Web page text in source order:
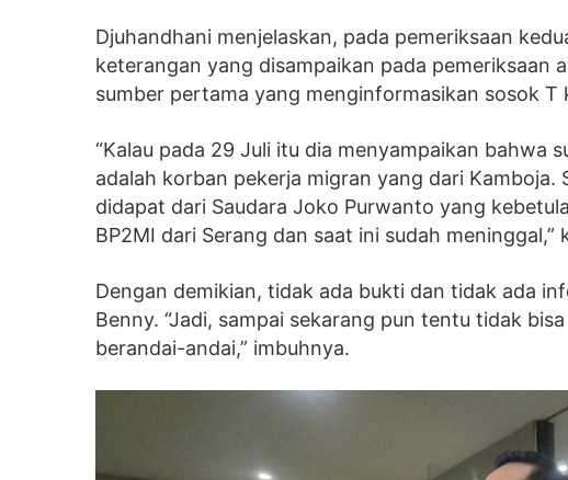
Djuhandhani menjelaskan, pada pemeriksaan
keterangan yang disampaikan pada pemeriksaan
sumber pertama yang menginformasikan sosok T
“Kalau pada 29 Juli itu dia menyampaikan bahwa
adalah korban pekerja migran yang dari
didapat dari Saudara Joko Purwanto yang
BP2MI dari Serang dan saat ini sudah meninggal,”
Dengan demikian, tidak ada bukti dan tidak ada
Benny. “Jadi, sampai sekarang pun tentu tidak
berandai-andai,” imbuhnya.